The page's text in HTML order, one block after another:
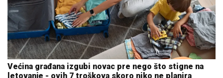
Većina građana izgubi novac pre nego što stigne na
letovanje - ovih 7 troškova skoro niko ne planira